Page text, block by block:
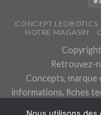
CONCEPT LEOBOTICS
NOTRE MAGASIN
Retrouvez-
Concepts,
informations, fiches
Nous utilisons des